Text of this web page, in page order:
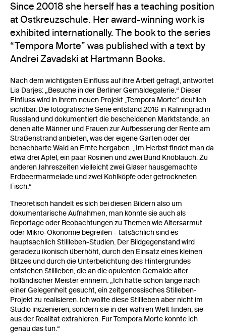
Since 20018 she herself has a teaching position
at Ostkreuzschule. Her award-winning work is
exhibited internationally. The book to the series
“Tempora Morte” was published with a text by
Andrei Zavadski at Hartmann Books.
Nach dem wichtigsten Einfluss auf ihre Arbeit gefragt, antwortet
Lia Darjes: „Besuche in der Berliner Gemäldegalerie.“ Dieser
Einfluss wird in ihrem neuen Projekt „Tempora Morte“ deutlich
sichtbar. Die fotografische Serie entstand 2016 in Kaliningrad in
Russland und dokumentiert die bescheidenen Marktstände, an
denen alte Männer und Frauen zur Aufbesserung der Rente am
Straßenstrand anbieten, was der eigene Garten oder der
benachbarte Wald an Ernte hergaben. „Im Herbst findet man da
etwa drei Äpfel, ein paar Rosinen und zwei Bund Knoblauch. Zu
anderen Jahreszeiten vielleicht zwei Gläser hausgemachte
Erdbeermarmelade und zwei Kohlköpfe oder getrockneten
Fisch.“
Theoretisch handelt es sich bei diesen Bildern also um
dokumentarische Aufnahmen, man könnte sie auch als
Reportage oder Beobachtungen zu Themen wie Altersarmut
oder Mikro-Ökonomie begreifen – tatsächlich sind es
hauptsächlich Stillleben-Studien. Der Bildgegenstand wird
geradezu ikonisch überhöht, durch den Einsatz eines kleinen
Blitzes und durch die Unterbelichtung des Hintergrundes
entstehen Stillleben, die an die opulenten Gemälde alter
holländischer Meister erinnern. „Ich hatte schon lange nach
einer Gelegenheit gesucht, ein zeitgenössisches Stilleben-
Projekt zu realisieren. Ich wollte diese Stillleben aber nicht im
Studio inszenieren, sondern sie in der wahren Welt finden, sie
aus der Realität extrahieren. Für Tempora Morte konnte ich
genau das tun.“